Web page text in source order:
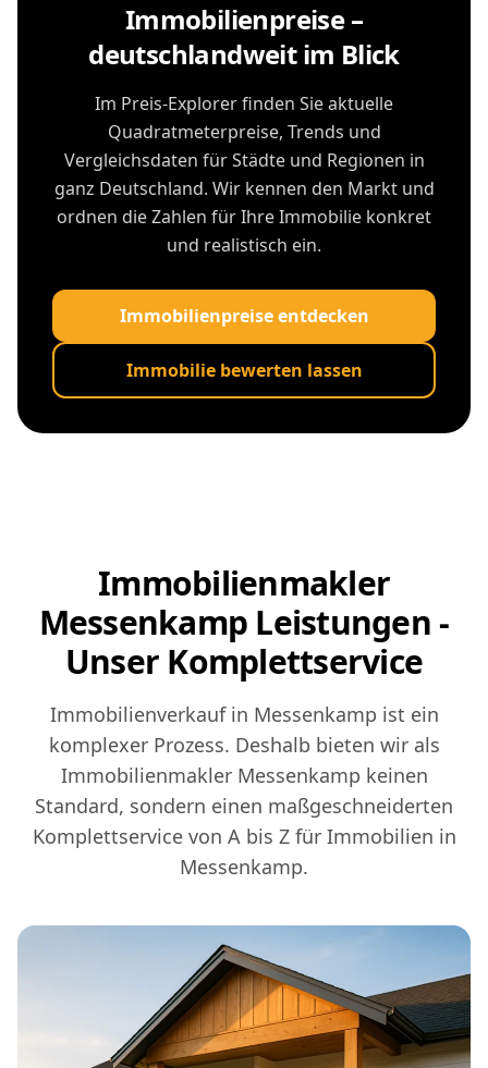
Immobilienpreise –
deutschlandweit im Blick
Im Preis-Explorer finden Sie aktuelle
Quadratmeterpreise, Trends und
Vergleichsdaten für Städte und Regionen in
ganz Deutschland. Wir kennen den Markt und
ordnen die Zahlen für Ihre Immobilie konkret
und realistisch ein.
Immobilienpreise entdecken
Immobilie bewerten lassen
Immobilienmakler
Messenkamp Leistungen -
Unser Komplettservice
Immobilienverkauf in Messenkamp ist ein
komplexer Prozess. Deshalb bieten wir als
Immobilienmakler Messenkamp keinen
Standard, sondern einen maßgeschneiderten
Komplettservice von A bis Z für Immobilien in
Messenkamp.